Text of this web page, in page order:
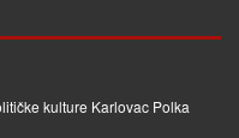
kulture Karlovac Polka